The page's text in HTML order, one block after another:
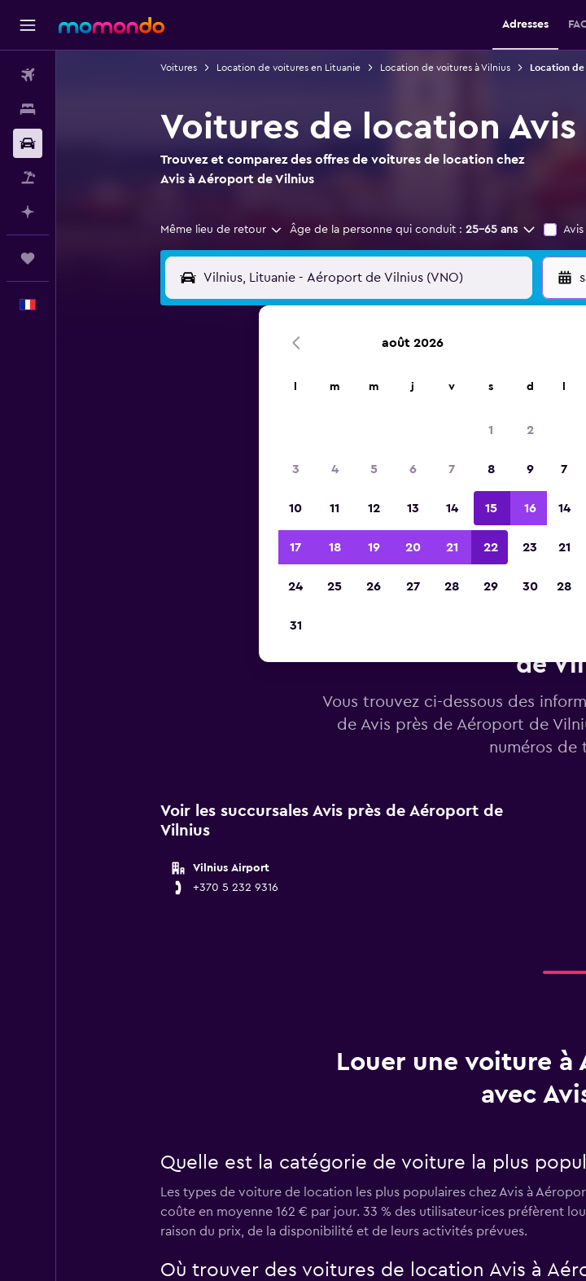
Adresses
Voitures Location de voitures en Lituanie Location de voitures à Vilnius Location
Voitures de location
Trouvez et comparez des offres de voitures de location chez
Avis à Aéroport de Vilnius
Même lieu de retour Âge de la personne qui conduit : 25-65 ans
de
Vous trouvez ci-dessous des
de Avis près de Aéroport de
numéros de
Voir les succursales Avis près de Aéroport de
Vilnius
Vilnius Airport
+370 5 232 9316
Louer une voiture à
avec
Quelle est la catégorie de voiture la plus
Les types de voiture de location les plus populaires chez Avis à
coûte en moyenne 162 € par jour. 33 % des utilisateur·ices préfèrent
raison du prix, de la disponibilité et de leurs activités prévues.
Où trouver des voitures de location Avis à
août 2026
m m j v s d
1 2
3 4 5 6 7 8 9
10 11 12 13 14 15 16
17 18 19 20 21 22 23
24 25 26 27 28 29 30
31
7
14
21
28